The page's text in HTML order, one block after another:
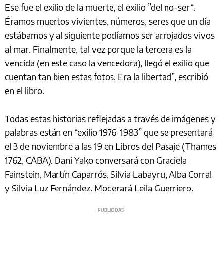
Ese fue el exilio de la muerte, el exilio ”del no-ser“.
Éramos muertos vivientes, números, seres que un día
estábamos y al siguiente podíamos ser arrojados vivos
al mar. Finalmente, tal vez porque la tercera es la
vencida (en este caso la vencedora), llegó el exilio que
cuentan tan bien estas fotos. Era la libertad”, escribió
en el libro.
Todas estas historias reflejadas a través de imágenes y
palabras están en “exilio 1976-1983” que se presentará
el 3 de noviembre a las 19 en Libros del Pasaje (Thames
1762, CABA). Dani Yako conversará con Graciela
Fainstein, Martín Caparrós, Silvia Labayru, Alba Corral
y Silvia Luz Fernández. Moderará Leila Guerriero.